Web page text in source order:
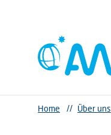
Home // Über uns